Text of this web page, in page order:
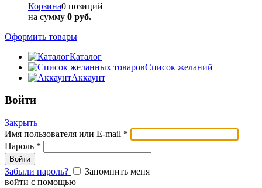
Корзина0 позиций
на сумму 0 руб.
Оформить товары
Каталог
Список желаний
Аккаунт
Войти
Закрыть
Имя пользователя или E-mail *
Пароль *
Забыли пароль?
Запомнить меня
войти с помощью